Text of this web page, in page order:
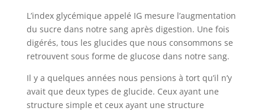
L’index glycémique appelé IG mesure l’augmentation
du sucre dans notre sang après digestion. Une fois
digérés, tous les glucides que nous consommons se
retrouvent sous forme de glucose dans notre sang.
Il y a quelques années nous pensions à tort qu’il n’y
avait que deux types de glucide. Ceux ayant une
structure simple et ceux ayant une structure